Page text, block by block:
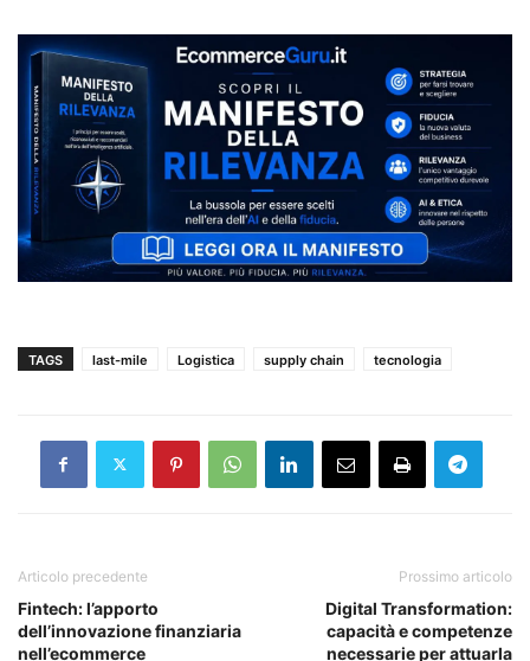
TAGS last-mile Logistica supply chain tecnologia
Articolo precedente
Fintech: l’apporto
dell’innovazione finanziaria
nell’ecommerce
Prossimo articolo
Digital Transformation:
capacità e competenze
necessarie per attuarla